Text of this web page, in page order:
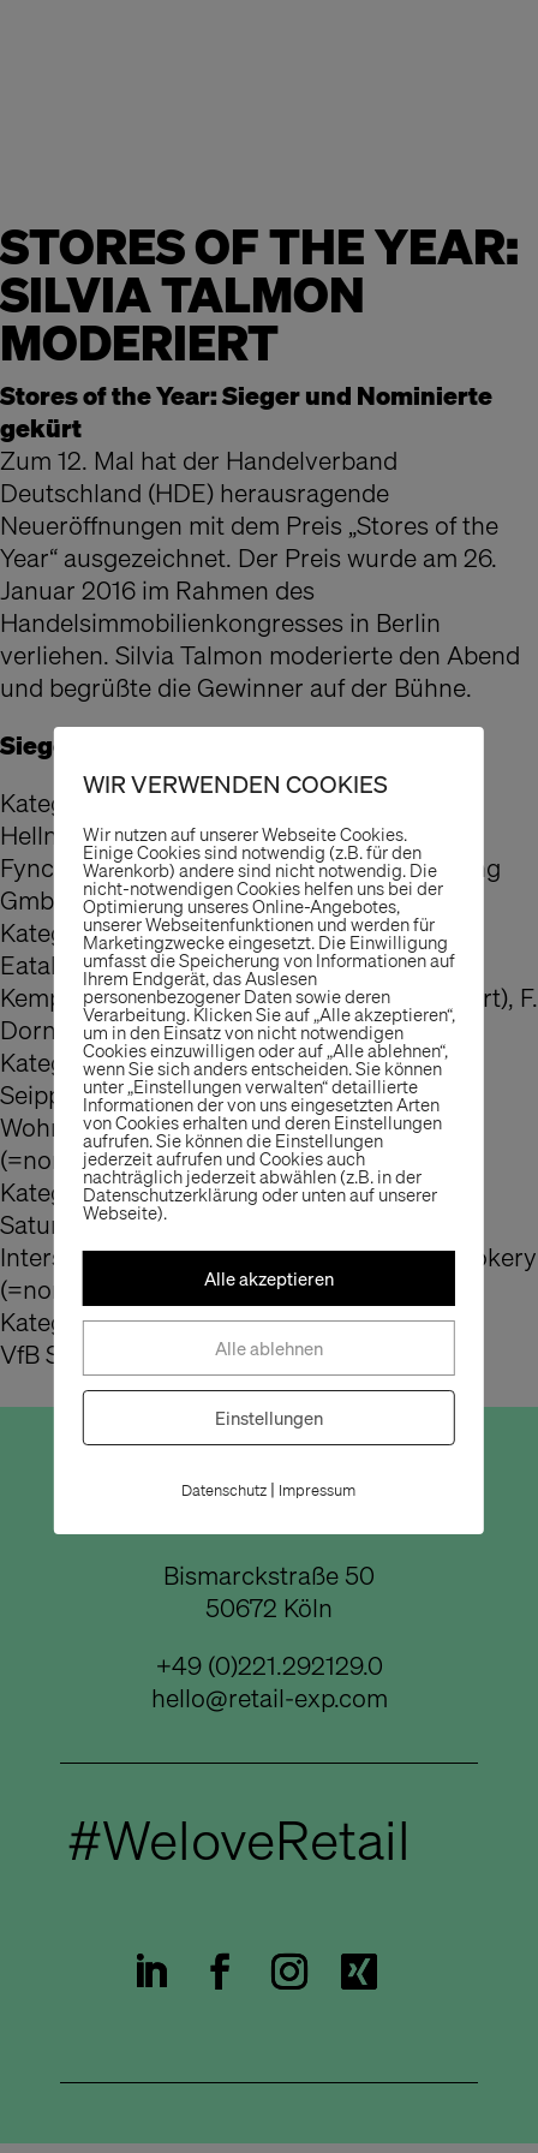
STORES OF THE YEAR:
SILVIA TALMON
MODERIERT
Stores of the Year: Sieger und Nominierte
gekürt
Zum 12. Mal hat der Handelverband
Deutschland (HDE) herausragende
Neueröffnungen mit dem Preis „Stores of the
Year“ ausgezeichnet. Der Preis wurde am 26.
Januar 2016 im Rahmen des
Handelsimmobilienkongresses in Berlin
verliehen. Silvia Talmon moderierte den Abend
und begrüßte die Gewinner auf der Bühne.
Sieger und Nominierte 2016:
Kategorie: Fashion
Hellner Moden GmbH & Co.KG (=Sieger),
Fynch-Hatton (=nominiert), Mensing Holding
GmbH (=nominiert)
Kategorie: Food
Eataly (=Sieger),
Kempermarkt Sassenberg Edeka (=nominiert), F.
Dornseifer Frischemarkt Rewe (=nominiert)
Kategorie: Living
Seipp Wohnen (=Sieger),
Wohnparc Stumpp (=nominiert), Lumas
(=nominiert)
Kategorie: Out-of-Line
Saturn Connect (=Sieger),
Intersport Knudsen (=nominiert), The P Cookery
(=nominiert)
Kategorie: Sonderpreis
VfB Stuttgart (=Sieger)
Büro Köln
Bismarckstraße 50
50672 Köln
+49 (0)221.292129.0
hello@retail-exp.com
#WeloveRetail
WIR VERWENDEN COOKIES
Wir nutzen auf unserer Webseite Cookies.
Einige Cookies sind notwendig (z.B. für den
Warenkorb) andere sind nicht notwendig. Die
nicht-notwendigen Cookies helfen uns bei der
Optimierung unseres Online-Angebotes,
unserer Webseitenfunktionen und werden für
Marketingzwecke eingesetzt. Die Einwilligung
umfasst die Speicherung von Informationen auf
Ihrem Endgerät, das Auslesen
personenbezogener Daten sowie deren
Verarbeitung. Klicken Sie auf „Alle akzeptieren“,
um in den Einsatz von nicht notwendigen
Cookies einzuwilligen oder auf „Alle ablehnen“,
wenn Sie sich anders entscheiden. Sie können
unter „Einstellungen verwalten“ detaillierte
Informationen der von uns eingesetzten Arten
von Cookies erhalten und deren Einstellungen
aufrufen. Sie können die Einstellungen
jederzeit aufrufen und Cookies auch
nachträglich jederzeit abwählen (z.B. in der
Datenschutzerklärung oder unten auf unserer
Webseite).
Alle akzeptieren
Alle ablehnen
Einstellungen
Datenschutz | Impressum